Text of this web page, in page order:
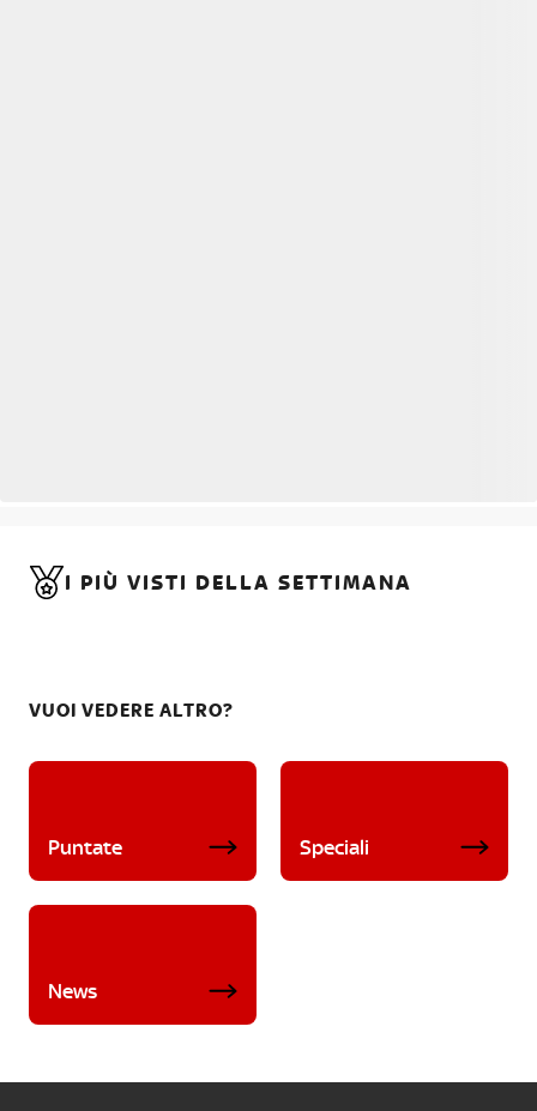
I PIÙ VISTI DELLA SETTIMANA
VUOI VEDERE ALTRO?
Puntate Speciali
News